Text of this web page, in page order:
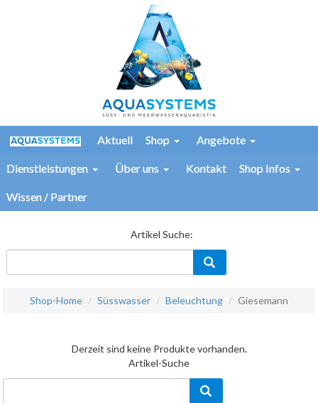
Aktuell Shop Angebote
Dienstleistungen Über uns Kontakt Shop Infos
Wissen / Partner
Artikel Suche:
Shop-Home Süsswasser Beleuchtung Giesemann
Derzeit sind keine Produkte vorhanden.
Artikel-Suche